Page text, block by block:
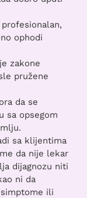
ophodi
zakone
pružene
da se
sa opsegom
sa klijentima
da nije lekar
dijagnozu niti
ni da
ili